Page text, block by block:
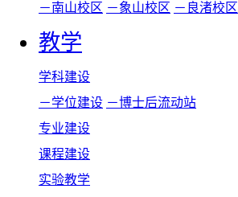
－南山校区 －象山校区 －良渚校区
教学
学科建设
－学位建设 －博士后流动站
专业建设
课程建设
实验教学